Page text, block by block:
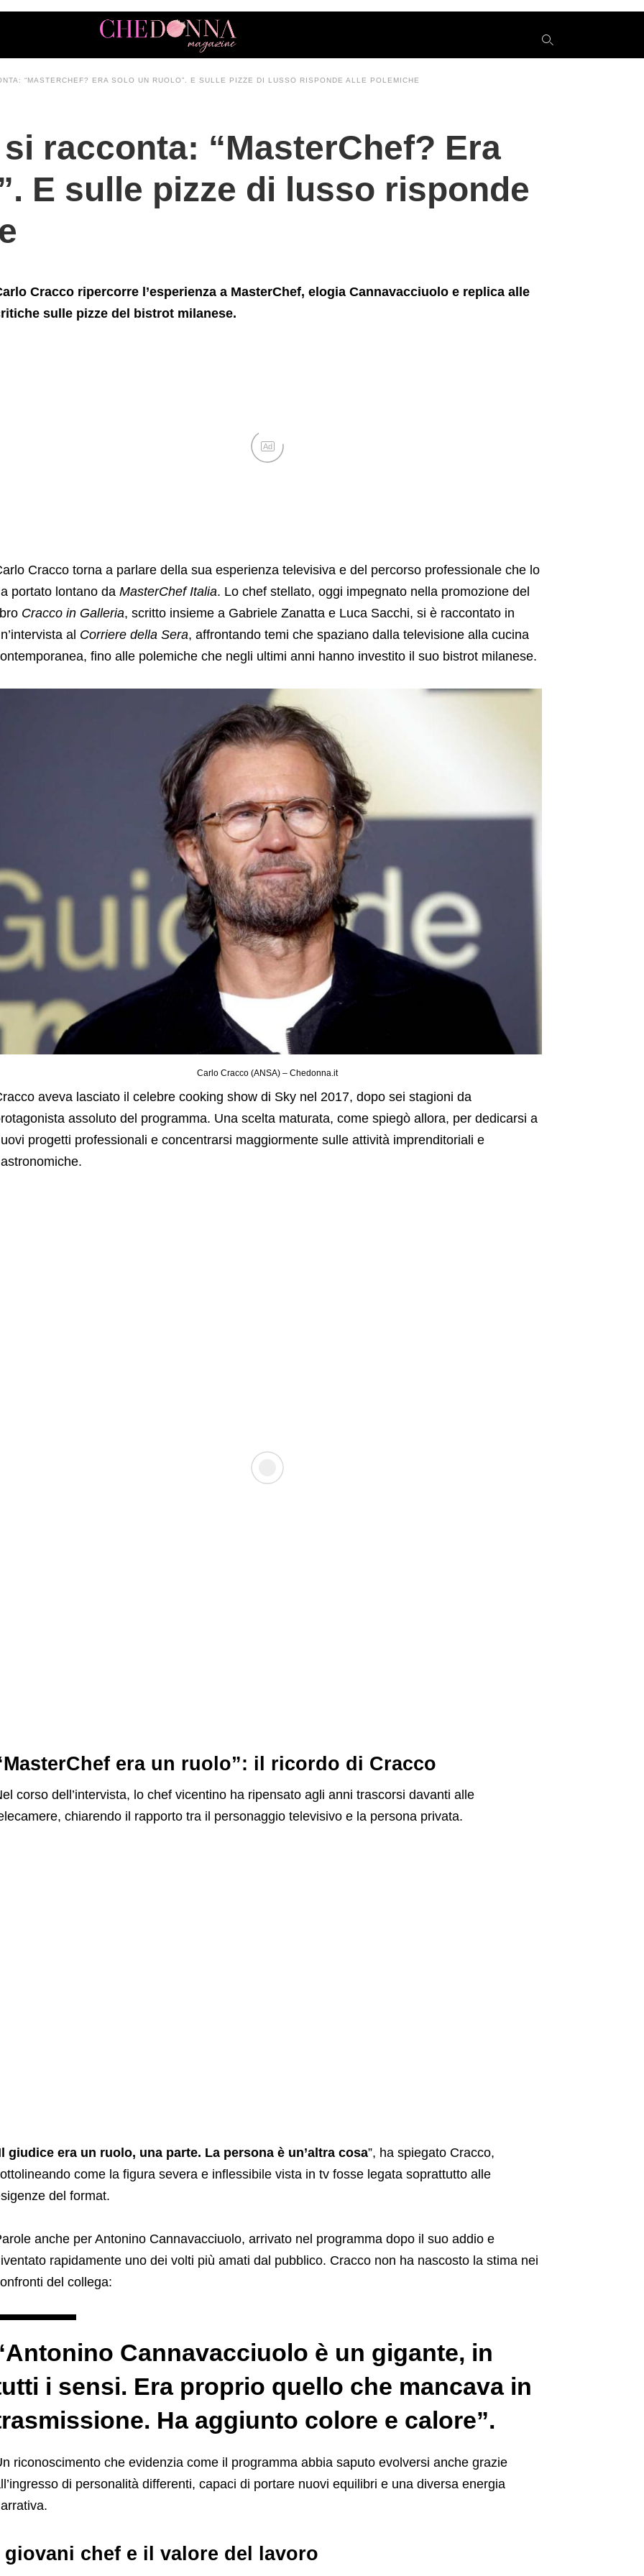
“MASTERCHEF? ERA SOLO UN RUOLO”. E SULLE PIZZE DI LUSSO RISPONDE ALLE POLEMICHE
racconta: “MasterChef? Era
E sulle pizze di lusso risponde
Cracco ripercorre l’esperienza a MasterChef, elogia Cannavacciuolo e replica alle
sulle pizze del bistrot milanese.
Ad
Cracco torna a parlare della sua esperienza televisiva e del percorso professionale che lo
portato lontano da MasterChef Italia. Lo chef stellato, oggi impegnato nella promozione del
Cracco in Galleria, scritto insieme a Gabriele Zanatta e Luca Sacchi, si è raccontato in
al Corriere della Sera, affrontando temi che spaziano dalla televisione alla cucina
fino alle polemiche che negli ultimi anni hanno investito il suo bistrot milanese.
Carlo Cracco (ANSA) – Chedonna.it
aveva lasciato il celebre cooking show di Sky nel 2017, dopo sei stagioni da
assoluto del programma. Una scelta maturata, come spiegò allora, per dedicarsi a
progetti professionali e concentrarsi maggiormente sulle attività imprenditoriali e
era un ruolo”: il ricordo di Cracco
corso dell’intervista, lo chef vicentino ha ripensato agli anni trascorsi davanti alle
chiarendo il rapporto tra il personaggio televisivo e la persona privata.
giudice era un ruolo, una parte. La persona è un’altra cosa”, ha spiegato Cracco,
come la figura severa e inflessibile vista in tv fosse legata soprattutto alle
del format.
anche per Antonino Cannavacciuolo, arrivato nel programma dopo il suo addio e
rapidamente uno dei volti più amati dal pubblico. Cracco non ha nascosto la stima nei
del collega:
Cannavacciuolo è un gigante, in
i sensi. Era proprio quello che mancava in
Ha aggiunto colore e calore”.
riconoscimento che evidenzia come il programma abbia saputo evolversi anche grazie
di personalità differenti, capaci di portare nuovi equilibri e una diversa energia
giovani chef e il valore del lavoro